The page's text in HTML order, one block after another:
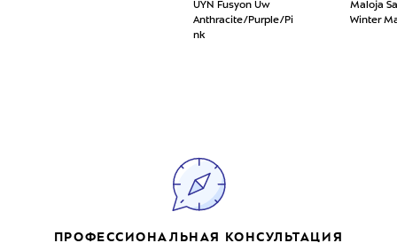
UYN Fusyon Uw
Anthracite/Purple/Pi
nk
Maloja
Winter
ПРОФЕССИОНАЛЬНАЯ КОНСУЛЬТАЦИЯ